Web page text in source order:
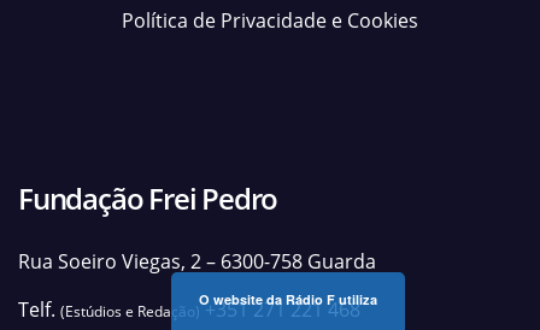
Política de Privacidade e Cookies
Fundação Frei Pedro
Rua Soeiro Viegas, 2 – 6300-758 Guarda
Telf. (Estúdios e Redação)+351 271 221 468
O website da Rádio F utiliza